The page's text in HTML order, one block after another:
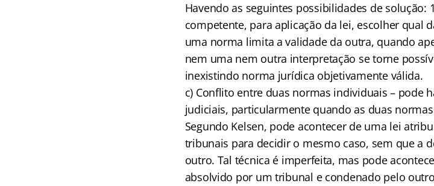
Havendo as seguintes possibilidades de solução:
competente, para aplicação da lei, escolher qual
uma norma limita a validade da outra, quando
nem uma nem outra interpretação se torne
inexistindo norma jurídica objetivamente válida.
c) Conflito entre duas normas individuais – pode
judiciais, particularmente quando as duas
Segundo Kelsen, pode acontecer de uma lei
tribunais para decidir o mesmo caso, sem que a
outro. Tal técnica é imperfeita, mas pode
absolvido por um tribunal e condenado pelo